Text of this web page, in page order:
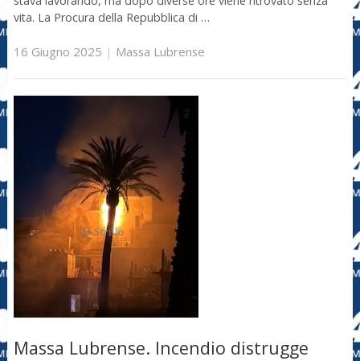
vita. La Procura della Repubblica di …
16 Giugno 2025 | Massa Lubrense
Massa Lubrense. Incendio distrugge